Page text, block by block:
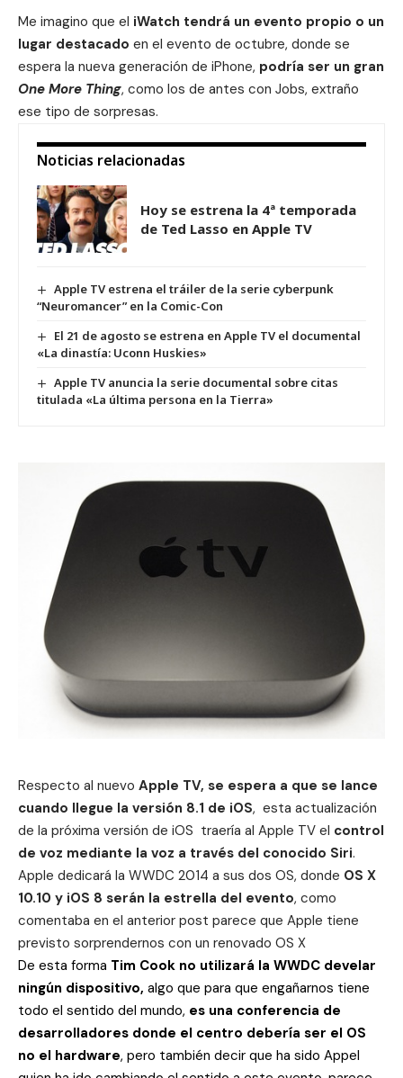
Me imagino que el iWatch tendrá un evento propio o un
lugar destacado en el evento de octubre, donde se
espera la nueva generación de iPhone, podría ser un gran
One More Thing, como los de antes con Jobs, extraño
ese tipo de sorpresas.
Noticias relacionadas
Hoy se estrena la 4ª temporada
de Ted Lasso en Apple TV
Apple TV estrena el tráiler de la serie cyberpunk
“Neuromancer” en la Comic-Con
El 21 de agosto se estrena en Apple TV el documental
«La dinastía: Uconn Huskies»
Apple TV anuncia la serie documental sobre citas
titulada «La última persona en la Tierra»
Respecto al nuevo Apple TV, se espera a que se lance
cuando llegue la versión 8.1 de iOS, esta actualización
de la próxima versión de iOS traería al Apple TV el control
de voz mediante la voz a través del conocido Siri.
Apple dedicará la WWDC 2014 a sus dos OS, donde OS X
10.10 y iOS 8 serán la estrella del evento, como
comentaba en el anterior post parece que Apple tiene
previsto sorprendernos con un renovado OS X
De esta forma Tim Cook no utilizará la WWDC develar
ningún dispositivo, algo que para que engañarnos tiene
todo el sentido del mundo, es una conferencia de
desarrolladores donde el centro debería ser el OS
no el hardware, pero también decir que ha sido Appel